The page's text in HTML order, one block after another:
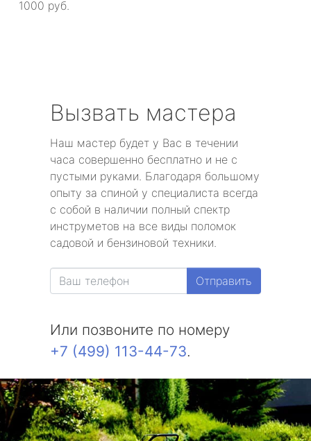
1000 руб.
Вызвать мастера
Наш мастер будет у Вас в течении
часа совершенно бесплатно и не с
пустыми руками. Благодаря большому
опыту за спиной у специалиста всегда
с собой в наличии полный спектр
инструметов на все виды поломок
садовой и бензиновой техники.
Отправить
Или позвоните по номеру
+7 (499) 113-44-73.